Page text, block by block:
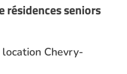
résidences seniors
location Chevry-